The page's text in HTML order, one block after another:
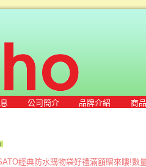
公司簡介 品牌介紹 商
經典防水購物袋好禮滿額贈來嘍!數